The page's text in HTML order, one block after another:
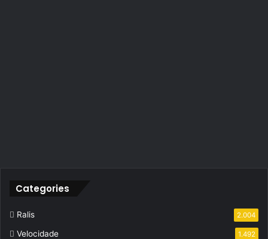
Categories
Ralis 2.004
Velocidade 1.492